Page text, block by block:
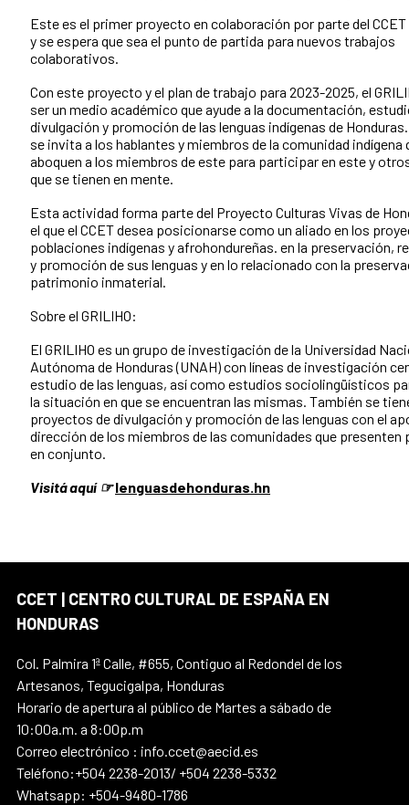
Este es el primer proyecto en colaboración por parte del CCET
y se espera que sea el punto de partida para nuevos trabajos
colaborativos.
Con este proyecto y el plan de trabajo para 2023-2025, el
ser un medio académico que ayude a la documentación,
divulgación y promoción de las lenguas indígenas de
se invita a los hablantes y miembros de la comunidad indígena
aboquen a los miembros de este para participar en este y
que se tienen en mente.
Esta actividad forma parte del Proyecto Culturas Vivas de
el que el CCET desea posicionarse como un aliado en los
poblaciones indígenas y afrohondureñas. en la preservación,
y promoción de sus lenguas y en lo relacionado con la
patrimonio inmaterial.
Sobre el GRILIHO:
El GRILIHO es un grupo de investigación de la Universidad
Autónoma de Honduras (UNAH) con líneas de investigación
estudio de las lenguas, así como estudios sociolingüísticos
la situación en que se encuentran las mismas. También se
proyectos de divulgación y promoción de las lenguas con el
dirección de los miembros de las comunidades que presenten
en conjunto.
Visitá aquí ☞ lenguasdehonduras.hn
CCET | CENTRO CULTURAL DE ESPAÑA EN
HONDURAS
Col. Palmira 1ª Calle, #655, Contiguo al Redondel de los
Artesanos, Tegucigalpa, Honduras
Horario de apertura al público de Martes a sábado de
10:00a.m. a 8:00p.m
Correo electrónico : info.ccet@aecid.es
Teléfono:+504 2238-2013/ +504 2238-5332
Whatsapp: +504-9480-1786